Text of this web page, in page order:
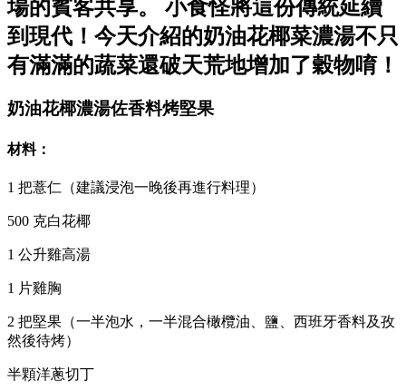
場的賓客共享。 小食怪將這份傳統延續
到現代！今天介紹的奶油花椰菜濃湯不只
有滿滿的蔬菜還破天荒地增加了穀物唷！
奶油花椰濃湯佐香料烤堅果
材料：
1 把薏仁（建議浸泡一晚後再進行料理）
500 克白花椰
1 公升雞高湯
1 片雞胸
2 把堅果（一半泡水，一半混合橄欖油、鹽、西班牙香料及孜
然後待烤）
半顆洋蔥切丁